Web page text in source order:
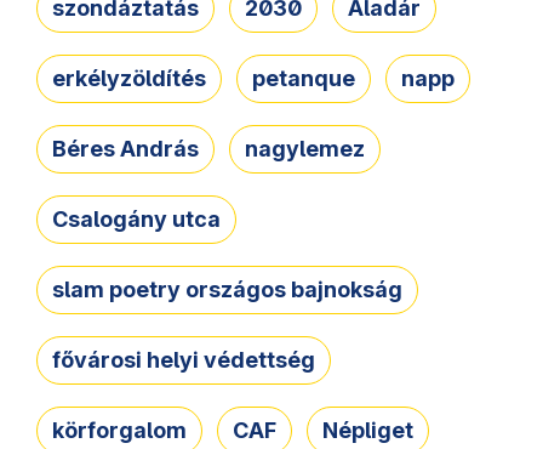
szondáztatás 2030 Aladár
erkélyzöldítés petanque napp
Béres András nagylemez
Csalogány utca
slam poetry országos bajnokság
fővárosi helyi védettség
körforgalom CAF Népliget